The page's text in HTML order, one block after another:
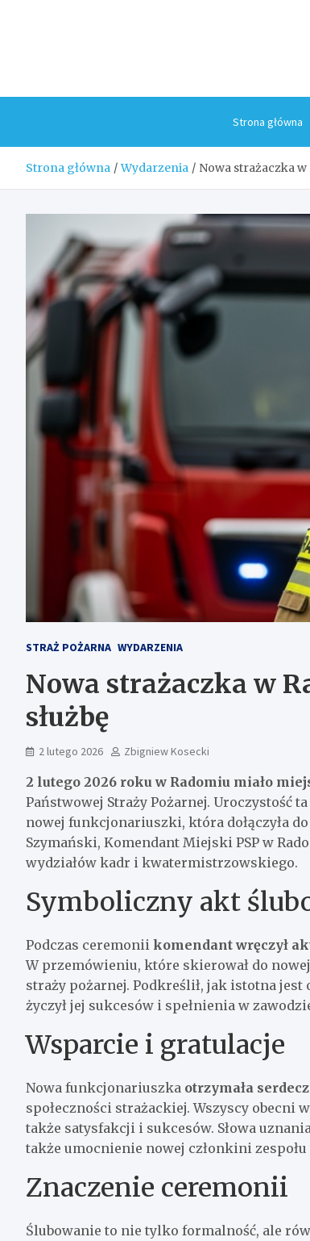
Strona główna
Strona główna Wydarzenia Nowa strażaczka w
STRAŻ POŻARNA WYDARZENIA
Nowa strażaczka w
służbę
2 lutego 2026 Zbigniew Kosecki
2 lutego 2026 roku w Radomiu miało
Państwowej Straży Pożarnej. Uroczystość
nowej funkcjonariuszki, która dołączyła
Szymański, Komendant Miejski PSP w
wydziałów kadr i kwatermistrzowskiego.
Symboliczny akt
Podczas ceremonii komendant wręczył
W przemówieniu, które skierował do
straży pożarnej. Podkreślił, jak istotna jest
życzył jej sukcesów i spełnienia w
Wsparcie i gratulacje
Nowa funkcjonariuszka otrzymała
społeczności strażackiej. Wszyscy obecni
także satysfakcji i sukcesów. Słowa
także umocnienie nowej członkini
Znaczenie ceremonii
Ślubowanie to nie tylko formalność, ale